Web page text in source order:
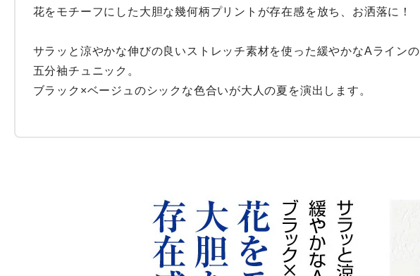
花をモチーフにした大胆な幾何柄プリントが存在感を放ち、お洒落に！
サラッと涼やかな伸びの良いストレッチ素材を使った緩やかなAラインの
五分袖チュニック。
ブラック×ベージュのシックな色合いが大人の夏を演出します。